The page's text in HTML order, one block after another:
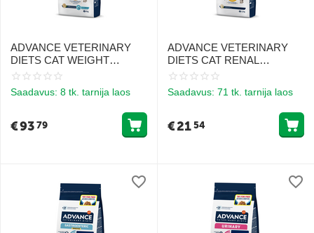
ADVANCE VETERINARY
DIETS CAT WEIGHT
BALANCE 8KG -
KONTROLLIKS
Saadavus: 8 tk. tarnija laos
€9379
ADVANCE VETERINARY
DIETS CAT RENAL
FAILURE 1.5KG -
KASSIDELE
Saadavus: 71 tk. tarnija laos
€2154